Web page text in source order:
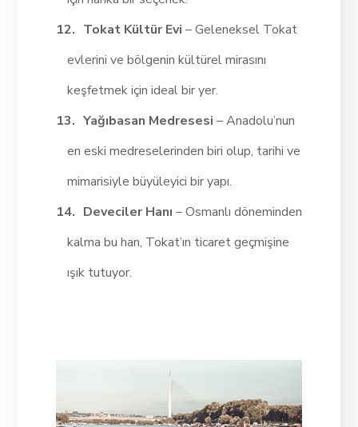
Tokat Kültür Evi – Geleneksel Tokat
evlerini ve bölgenin kültürel mirasını
keşfetmek için ideal bir yer.
Yağıbasan Medresesi – Anadolu’nun
en eski medreselerinden biri olup, tarihi ve
mimarisiyle büyüleyici bir yapı.
Deveciler Hanı – Osmanlı döneminden
kalma bu han, Tokat’ın ticaret geçmişine
ışık tutuyor.